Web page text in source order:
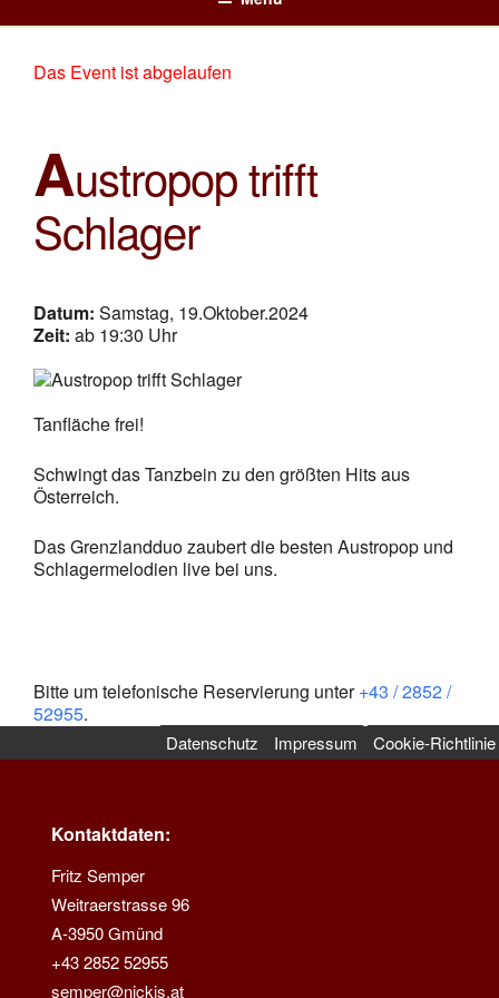
springen
GMÜND – WALDVIERTEL
Das Event ist abgelaufen
Austropop trifft
Schlager
Datum: Samstag, 19.Oktober.2024
Zeit: ab 19:30 Uhr
Tanfläche frei!
Schwingt das Tanzbein zu den größten Hits aus
Österreich.
Das Grenzlandduo zaubert die besten Austropop und
Schlagermelodien live bei uns.
Bitte um telefonische Reservierung unter+43 / 2852 /
52955.
Datenschutz Impressum Cookie-Richtlinie
Kontaktdaten:
Fritz Semper
Weitraerstrasse 96
A-3950 Gmünd
+43 2852 52955
semper@nickis.at